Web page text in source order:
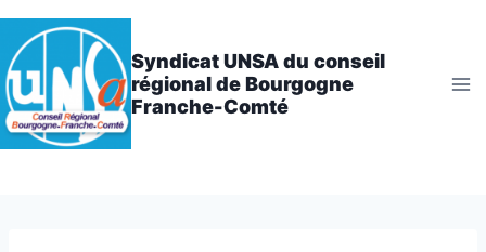
Aller
au
contenu
Syndicat UNSA du conseil
régional de Bourgogne
Franche-Comté